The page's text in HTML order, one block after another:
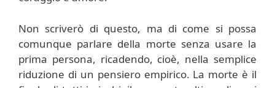
Non scriverò di questo, ma di come si possa
comunque parlare della morte senza usare la
prima persona, ricadendo, cioè, nella semplice
riduzione di un pensiero empirico. La morte è il